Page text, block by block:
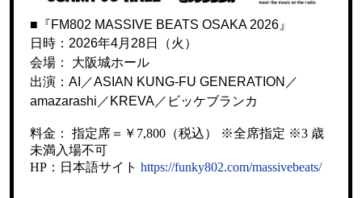
■『FM802 MASSIVE BEATS OSAKA 2026』
日時：2026年4月28日（火）
会場： 大阪城ホール
出演：AI／ASIAN KUNG-FU GENERATION ／
amazarashi ／ KREVA／ ビッケブランカ
料金： 指定席＝￥7,800（税込） ※全席指定 ※3 歳
未満入場不可
HP：日本語サイト https://funky802.com/massivebeats/